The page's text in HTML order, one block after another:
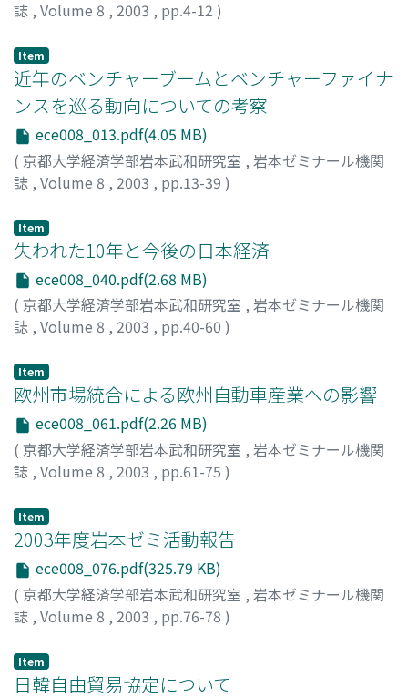
誌 , Volume 8 , 2003 , pp.4-12 )
Item
近年のベンチャーブームとベンチャーファイナ
ンスを巡る動向についての考察
ece008_013.pdf(4.05 MB)
( 京都大学経済学部岩本武和研究室 , 岩本ゼミナール機関
誌 , Volume 8 , 2003 , pp.13-39 )
Item
失われた10年と今後の日本経済
ece008_040.pdf(2.68 MB)
( 京都大学経済学部岩本武和研究室 , 岩本ゼミナール機関
誌 , Volume 8 , 2003 , pp.40-60 )
Item
欧州市場統合による欧州自動車産業への影響
ece008_061.pdf(2.26 MB)
( 京都大学経済学部岩本武和研究室 , 岩本ゼミナール機関
誌 , Volume 8 , 2003 , pp.61-75 )
Item
2003年度岩本ゼミ活動報告
ece008_076.pdf(325.79 KB)
( 京都大学経済学部岩本武和研究室 , 岩本ゼミナール機関
誌 , Volume 8 , 2003 , pp.76-78 )
Item
日韓自由貿易協定について